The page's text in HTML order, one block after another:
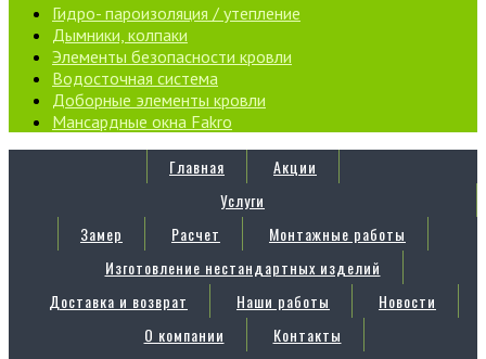
Гидро- пароизоляция / утепление
Дымники, колпаки
Элементы безопасности кровли
Водосточная система
Доборные элементы кровли
Мансардные окна Fakro
Главная
Акции
Услуги
Замер
Расчет
Монтажные работы
Изготовление нестандартных изделий
Доставка и возврат
Наши работы
Новости
О компании
Контакты